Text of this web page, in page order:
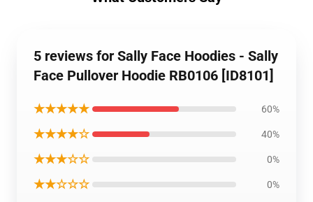
5 reviews for Sally Face Hoodies - Sally
Face Pullover Hoodie RB0106 [ID8101]
★★★★★ 60%
★★★★☆ 40%
★★★☆☆ 0%
★★☆☆☆ 0%